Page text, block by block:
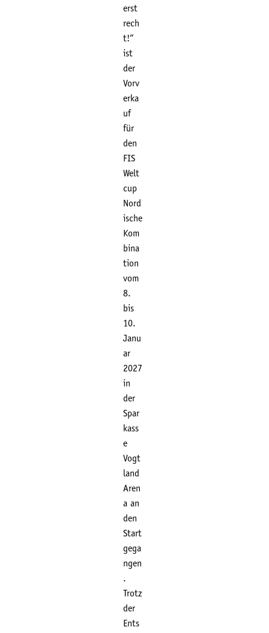
erst
rech
t!“
ist
der
Vorv
erka
uf
für
den
FIS
Welt
cup
Nord
ische
Kom
bina
tion
vom
8.
bis
10.
Janu
ar
2027
in
der
Spar
kass
e
Vogt
land
Aren
a an
den
Start
gega
ngen
.
Trotz
der
Ents